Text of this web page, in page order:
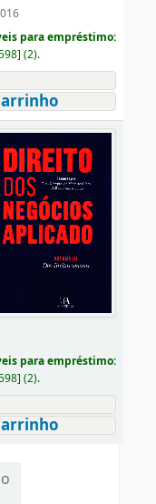
para empréstimo:
] (2).
para empréstimo:
] (2).